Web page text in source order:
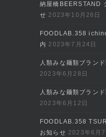
納屋橋BEERSTAND
せ 2023年10月26日
FOODLAB.358
内 2023年7月24日
人類みな麺類ブラン
2023年6月28日
人類みな麺類ブラン
2023年6月12日
FOODLAB.358
お知らせ 2023年6月7